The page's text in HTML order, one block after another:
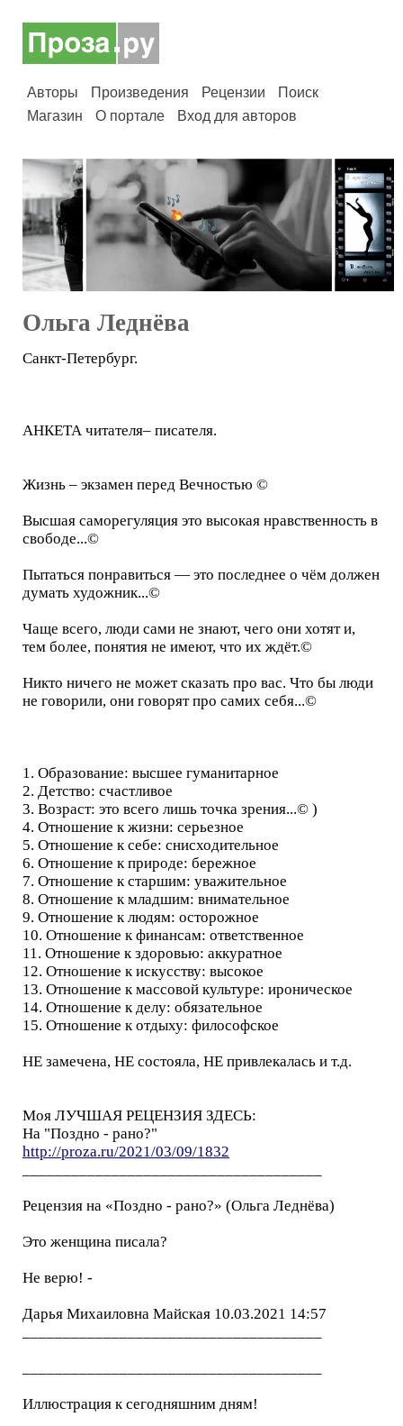
Авторы Произведения Рецензии
Поиск
Магазин
О портале Вход для авторов
Ольга Леднёва
Санкт-Петербург.
АНКЕТА читателя– писателя.
Жизнь – экзамен перед Вечностью ©
Высшая саморегуляция это высокая нравственность в
свободе...©
Пытаться понравиться — это последнее о чём должен
думать художник...©
Чаще всего, люди сами не знают, чего они хотят и,
тем более, понятия не имеют, что их ждёт.©
Никто ничего не может сказать про вас. Что бы люди
не говорили, они говорят про самих себя...©
1. Образование: высшее гуманитарное
2. Детство: счастливое
3. Возраст: это всего лишь точка зрения...© )
4. Отношение к жизни: серьезное
5. Отношение к себе: снисходительное
6. Отношение к природе: бережное
7. Отношение к старшим: уважительное
8. Отношение к младшим: внимательное
9. Отношение к людям: осторожное
10. Отношение к финансам: ответственное
11. Отношение к здоровью: аккуратное
12. Отношение к искусству: высокое
13. Отношение к массовой культуре: ироническое
14. Отношение к делу: обязательное
15. Отношение к отдыху: философское
НЕ замечена, НЕ состояла, НЕ привлекалась и т.д.
Моя ЛУЧШАЯ РЕЦЕНЗИЯ ЗДЕСЬ:
На "Поздно - рано?"
http://proza.ru/2021/03/09/1832
Рецензия на «Поздно - рано?» (Ольга Леднёва)
Это женщина писала?
Не верю! -
Дарья Михаиловна Майская 10.03.2021 14:57
Иллюстрация к сегодняшним дням!